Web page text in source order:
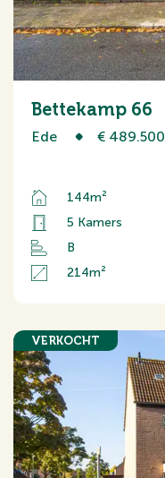
Bettekamp 66
Ede € 489.500
144m²
5 Kamers
B
214m²
VERKOCHT